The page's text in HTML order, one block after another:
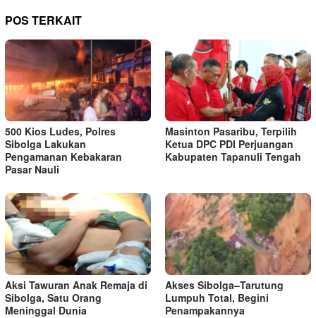
POS TERKAIT
500 Kios Ludes, Polres
Sibolga Lakukan
Pengamanan Kebakaran
Pasar Nauli
Masinton Pasaribu, Terpilih
Ketua DPC PDI Perjuangan
Kabupaten Tapanuli Tengah
Aksi Tawuran Anak Remaja di
Sibolga, Satu Orang
Meninggal Dunia
Akses Sibolga–Tarutung
Lumpuh Total, Begini
Penampakannya